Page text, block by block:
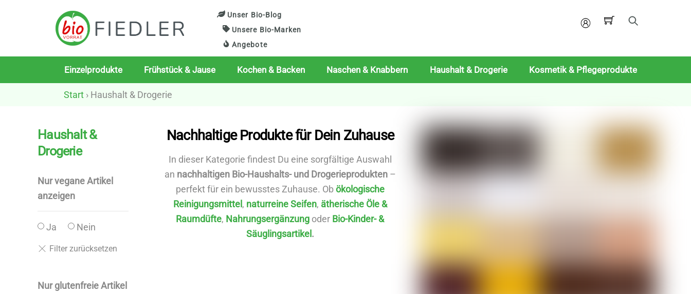
Unser Bio-Blog
Unsere Bio-Marken
Angebote
Mein
Einzelprodukte Frühstück & Jause Kochen & Backen Naschen & Knabbern Haushalt & Drogerie Kosmetik & Pflegeprodukte
Start › Haushalt & Drogerie
Haushalt &
Drogerie
Nur vegane Artikel
anzeigen
Ja Nein
Nur glutenfreie Artikel
Nachhaltige Produkte für Dein Zuhause
In dieser Kategorie findest Du eine sorgfältige Auswahl
an nachhaltigen Bio-Haushalts- und Drogerieprodukten–
perfekt für ein bewusstes Zuhause. Obökologische
Reinigungsmittel, naturreine Seifen, ätherische Öle &
Raumdüfte, Nahrungsergänzung oder Bio-Kinder- &
Säuglingsartikel.